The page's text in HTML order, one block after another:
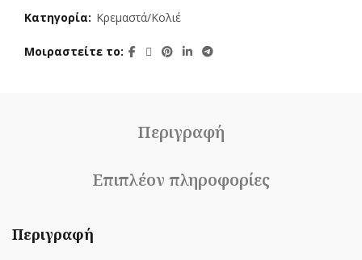
Κατηγορία: Κρεμαστά/Κολιέ
Μοιραστείτε το
Περιγραφή
Επιπλέον πληροφορίες
Περιγραφή